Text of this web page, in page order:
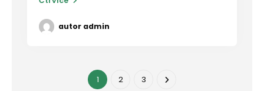
autor admin
1 2 3